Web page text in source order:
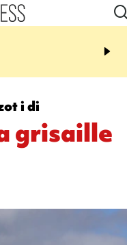
14:23
massif de migrants, la
i di
grisaille